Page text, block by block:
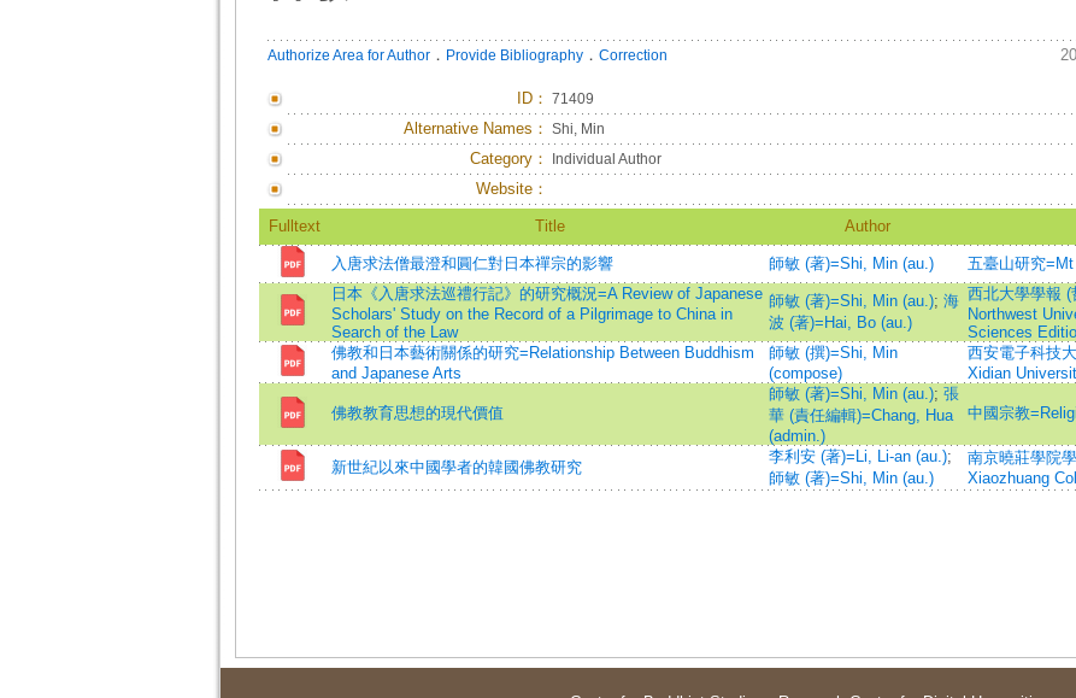
Authorize Area for Author． Provide Bibliography． Correction
ID： 71409
Alternative Names： Shi, Min
Category： Individual Author
Website：
Fulltext Title Author
入唐求法僧最澄和圓仁對日本禪宗的影響 師敏 (著)=Shi, Min (au.) 五臺山研究
日本《入唐求法巡禮行記》的研究概況=A Review of Japanese
Scholars' Study on the Record of a Pilgrimage to China in
Search of the Law
師敏 (著)=Shi, Min (au.); 海
波 (著)=Hai, Bo (au.)
西北大學學報 (
Northwest
Sciences
佛教和日本藝術關係的研究=Relationship Between Buddhism
and Japanese Arts
師敏 (撰)=Shi, Min
(compose)
西安電子科技
Xidian
佛教教育思想的現代價值
師敏 (著)=Shi, Min (au.); 張
華 (責任編輯)=Chang, Hua
(admin.)
中國宗教
新世紀以來中國學者的韓國佛教研究
李利安 (著)=Li, Li-an (au.);
師敏 (著)=Shi, Min (au.)
南京曉莊學院
Xiaozhuang